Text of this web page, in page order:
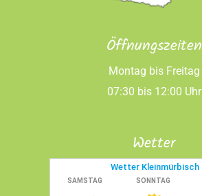
Öffnungszeiten
Montag bis Freitag
07:30 bis 12:00 Uhr
Wetter